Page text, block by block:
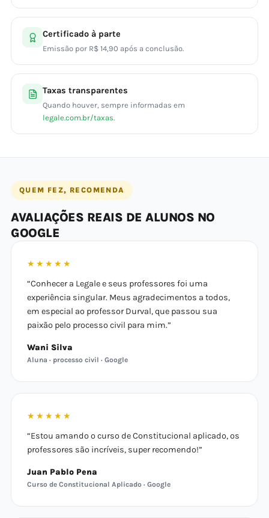
Certificado à parte
Emissão por R$ 14,90 após a conclusão.
Taxas transparentes
Quando houver, sempre informadas em
legale.com.br/taxas.
QUEM FEZ, RECOMENDA
AVALIAÇÕES REAIS DE ALUNOS NO
GOOGLE
★★★★★
“Conhecer a Legale e seus professores foi uma
experiência singular. Meus agradecimentos a todos,
em especial ao professor Durval, que passou sua
paixão pelo processo civil para mim.”
Wani Silva
Aluna · processo civil · Google
★★★★★
“Estou amando o curso de Constitucional aplicado, os
professores são incríveis, super recomendo!”
Juan Pablo Pena
Curso de Constitucional Aplicado · Google